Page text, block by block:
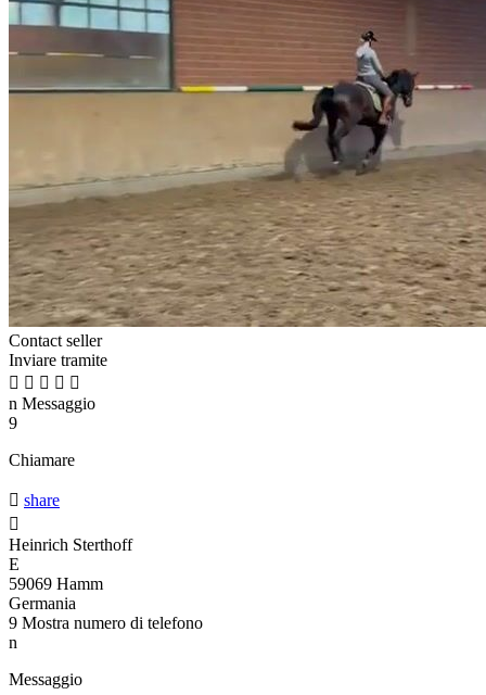
Contact seller
Inviare tramite
    
n Messaggio
9
Chiamare
 share

Heinrich Sterthoff
E
59069 Hamm
Germania
9 Mostra numero di telefono
n
Messaggio